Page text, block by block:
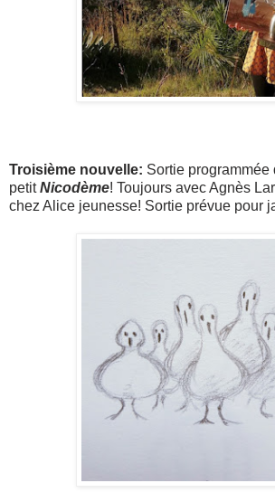
Troisième nouvelle: Sortie programmée
petitNicodème! Toujours avec Agnès
chez Alice jeunesse! Sortie prévue pour